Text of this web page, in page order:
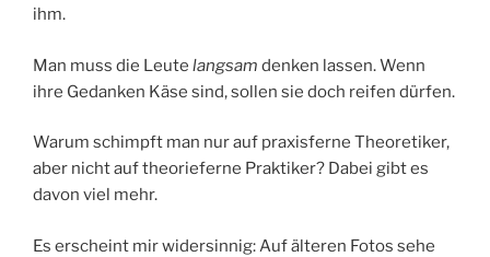
ihm.
Man muss die Leute langsam denken lassen. Wenn
ihre Gedanken Käse sind, sollen sie doch reifen dürfen.
Warum schimpft man nur auf praxisferne Theoretiker,
aber nicht auf theorieferne Praktiker? Dabei gibt es
davon viel mehr.
Es erscheint mir widersinnig: Auf älteren Fotos sehe